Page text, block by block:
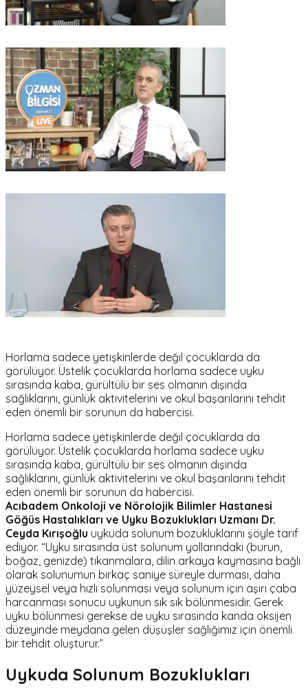
Horlama sadece yetişkinlerde değil çocuklarda da
görülüyor. Üstelik çocuklarda horlama sadece uyku
sırasında kaba, gürültülü bir ses olmanın dışında
sağlıklarını, günlük aktivitelerini ve okul başarılarını tehdit
eden önemli bir sorunun da habercisi.
Horlama sadece yetişkinlerde değil çocuklarda da
görülüyor. Üstelik çocuklarda horlama sadece uyku
sırasında kaba, gürültülü bir ses olmanın dışında
sağlıklarını, günlük aktivitelerini ve okul başarılarını tehdit
eden önemli bir sorunun da habercisi.
Acıbadem Onkoloji ve Nörolojik Bilimler Hastanesi
Göğüs Hastalıkları ve Uyku Bozuklukları Uzmanı Dr.
Ceyda Kırışoğlu uykuda solunum bozukluklarını şöyle tarif
ediyor. “Uyku sırasında üst solunum yollarındaki (burun,
boğaz, genizde) tıkanmalara, dilin arkaya kaymasına bağlı
olarak solunumun birkaç saniye süreyle durması, daha
yüzeysel veya hızlı solunması veya solunum için aşırı çaba
harcanması sonucu uykunun sık sık bölünmesidir. Gerek
uyku bölünmesi gerekse de uyku sırasında kanda oksijen
düzeyinde meydana gelen düşüşler sağlığımız için önemli
bir tehdit oluşturur.”
Uykuda Solunum Bozuklukları